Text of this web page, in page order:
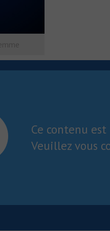
Ce contenu
Veuillez vous